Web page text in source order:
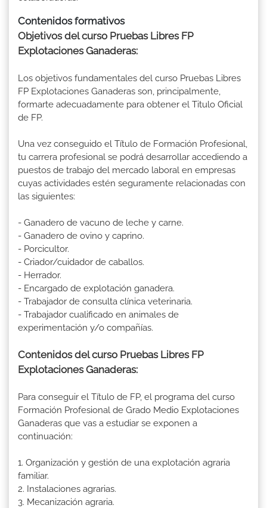
Contenidos formativos
Objetivos del curso Pruebas Libres FP
Explotaciones Ganaderas:
Los objetivos fundamentales del curso Pruebas Libres
FP Explotaciones Ganaderas son, principalmente,
formarte adecuadamente para obtener el Titulo Oficial
de FP.
Una vez conseguido el Título de Formación Profesional,
tu carrera profesional se podrá desarrollar accediendo a
puestos de trabajo del mercado laboral en empresas
cuyas actividades estén seguramente relacionadas con
las siguientes:
- Ganadero de vacuno de leche y carne.
- Ganadero de ovino y caprino.
- Porcicultor.
- Criador/cuidador de caballos.
- Herrador.
- Encargado de explotación ganadera.
- Trabajador de consulta clínica veterinaria.
- Trabajador cualificado en animales de
experimentación y/o compañías.
Contenidos del curso Pruebas Libres FP
Explotaciones Ganaderas:
Para conseguir el Título de FP, el programa del curso
Formación Profesional de Grado Medio Explotaciones
Ganaderas que vas a estudiar se exponen a
continuación:
1. Organización y gestión de una explotación agraria
familiar.
2. Instalaciones agrarias.
3. Mecanización agraria.